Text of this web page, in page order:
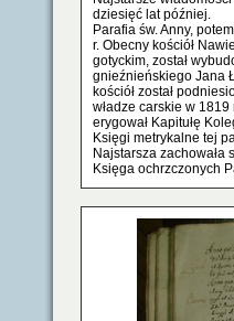
dziesięć lat później.
Parafia św. Anny,
r. Obecny kościół
gotyckim, został
gnieźnieńskiego Jana
kościół został
władze carskie w 1819
erygował Kapitułę
Księgi metrykalne tej
Najstarsza zachowała
Księga ochrzczonych